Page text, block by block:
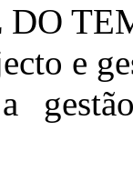
DO
e